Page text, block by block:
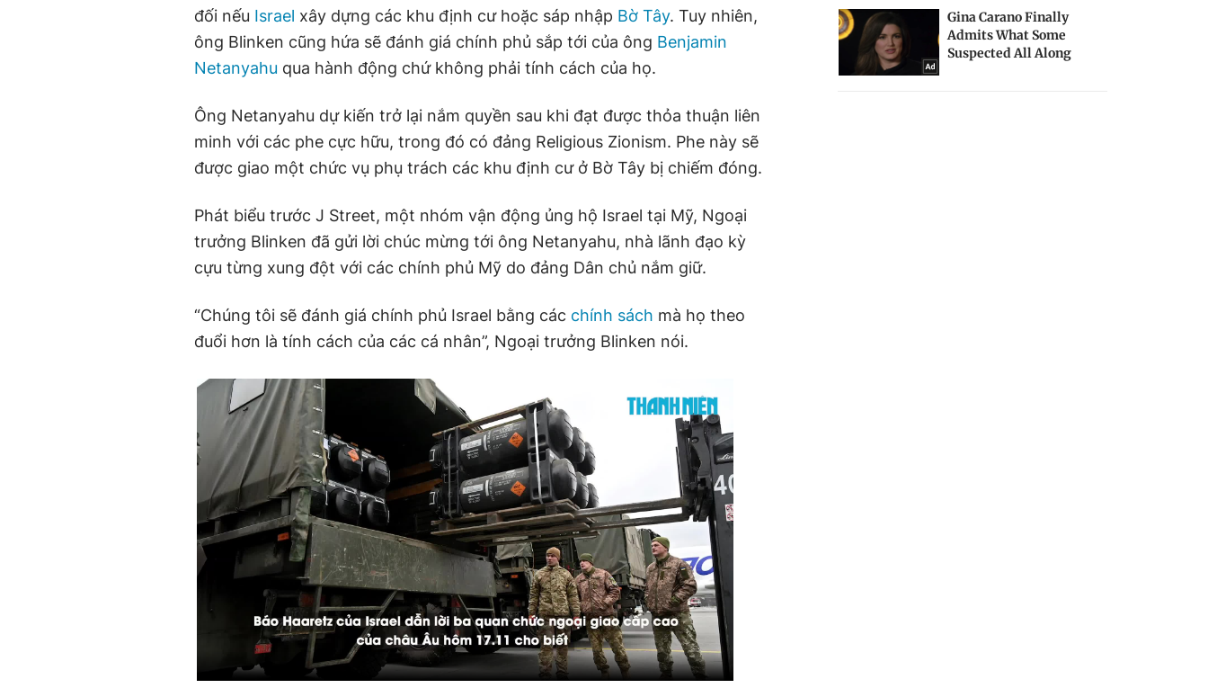
đối nếu Israel xây dựng các khu định cư hoặc sáp nhập Bờ Tây. Tuy nhiên,
ông Blinken cũng hứa sẽ đánh giá chính phủ sắp tới của ông Benjamin
Netanyahu qua hành động chứ không phải tính cách của họ.
Ông Netanyahu dự kiến trở lại nắm quyền sau khi đạt được thỏa thuận liên
minh với các phe cực hữu, trong đó có đảng Religious Zionism. Phe này sẽ
được giao một chức vụ phụ trách các khu định cư ở Bờ Tây bị chiếm đóng.
Phát biểu trước J Street, một nhóm vận động ủng hộ Israel tại Mỹ, Ngoại
trưởng Blinken đã gửi lời chúc mừng tới ông Netanyahu, nhà lãnh đạo kỳ
cựu từng xung đột với các chính phủ Mỹ do đảng Dân chủ nắm giữ.
“Chúng tôi sẽ đánh giá chính phủ Israel bằng các chính sách mà họ theo
đuổi hơn là tính cách của các cá nhân”, Ngoại trưởng Blinken nói.